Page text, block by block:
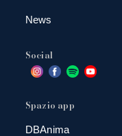
News
Social
Spazio app
DBAnima